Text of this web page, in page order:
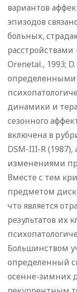
вариантов
эпизодов
больных,
расстройствами
Orenetal., 1993;
определенными
динамики и
сезонного
включена в
DSM-III-R
изменениями
Вместе с тем
предметом
что является
результатов их
Большинством
определенный
осенне-зимних